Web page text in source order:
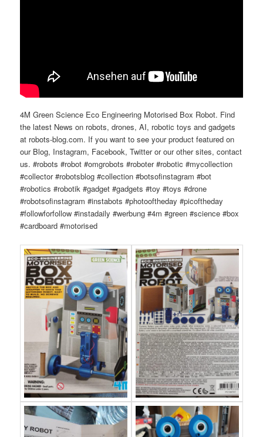
4M Green Science Eco Engineering Motorised Box Robot. Find
the latest News on robots, drones, AI, robotic toys and gadgets
at robots-blog.com. If you want to see your product featured on
our Blog, Instagram, Facebook, Twitter or our other sites, contact
us. #robots #robot #omgrobots #roboter #robotic #mycollection
#collector #robotsblog #collection #botsofinstagram #bot
#robotics #robotik #gadget #gadgets #toy #toys #drone
#robotsofinstagram #instabots #photooftheday #picoftheday
#followforfollow #instadaily #werbung #4m #green #science #box
#cardboard #motorised